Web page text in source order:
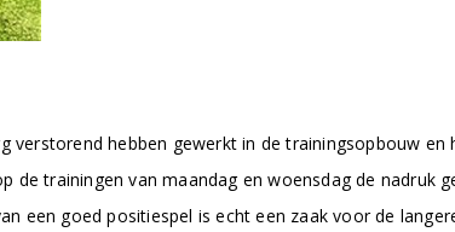
verstorend hebben gewerkt in de trainingsopbouw
de trainingen van maandag en woensdag de nadruk
een goed positiespel is echt een zaak voor de